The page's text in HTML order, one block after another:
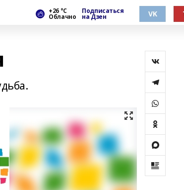
+26 °С
Облачно
Подписаться
на Дзен VK